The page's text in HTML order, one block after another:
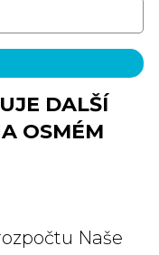
DALŠÍ
OSMÉM
Naše